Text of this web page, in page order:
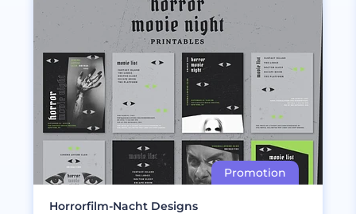
Horrorfilm-Nacht Designs